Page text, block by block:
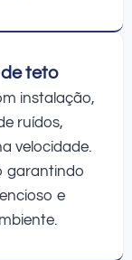
teto
instalação,
ruídos,
velocidade.
garantindo
e